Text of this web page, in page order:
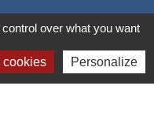
over what you want
cookies Personalize